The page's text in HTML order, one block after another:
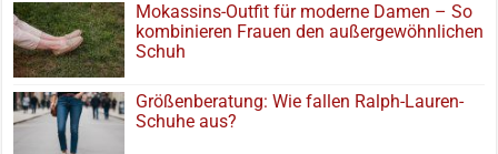
Mokassins-Outfit für moderne Damen – So
kombinieren Frauen den außergewöhnlichen
Schuh
Größenberatung: Wie fallen Ralph-Lauren-
Schuhe aus?